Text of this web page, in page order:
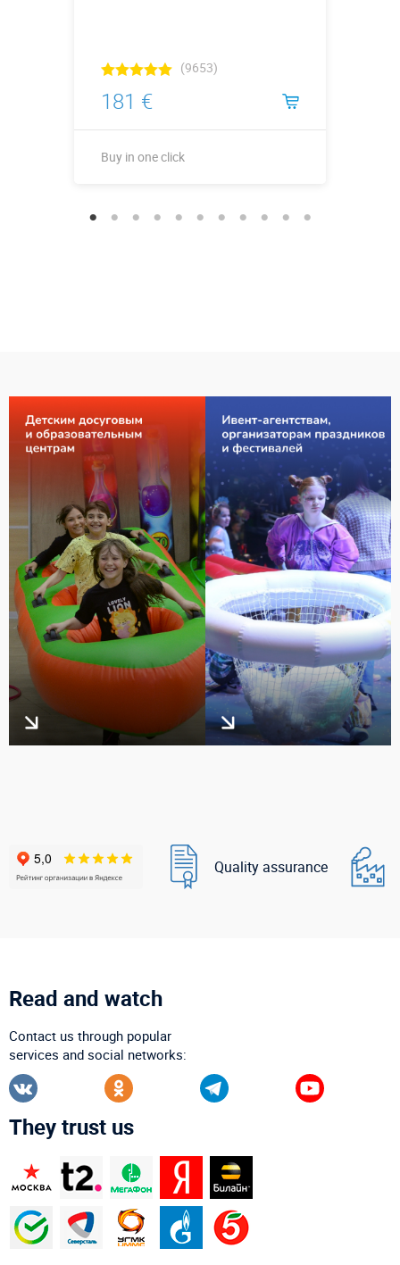
(9653)
181 €
Buy in one click
Quality assurance
Read and watch
Contact us through popular
services and social networks:
They trust us